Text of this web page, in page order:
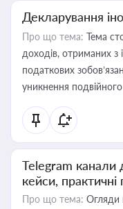
Декларування
Про що тема: Тема
доходів, отриманих з
податкових
уникнення
Telegram канали
кейси, практичні
Про що тема: Огляди